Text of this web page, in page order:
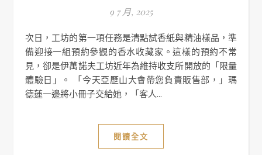
9 7 月, 2025
次日，工坊的第一項任務是清點試香紙與精油樣品，準
備迎接一組預約參觀的香水收藏家。這樣的預約不常
見，卻是伊萬諾夫工坊近年為維持收支所開放的「限量
體驗日」。 「今天亞歷山大會帶您負責販售部，」瑪
德蓮一邊將小冊子交給她，「客人...
閱讀全文